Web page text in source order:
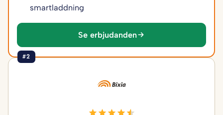
smartladdning
Se erbjudanden
#2